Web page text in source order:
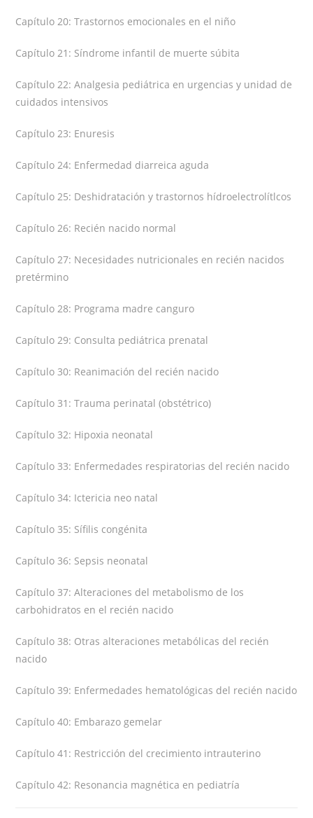
Capítulo 20: Trastornos emocionales en el niño
Capítulo 21: Síndrome infantil de muerte súbita
Capítulo 22: Analgesia pediátrica en urgencias y unidad de
cuidados intensivos
Capítulo 23: Enuresis
Capítulo 24: Enfermedad diarreica aguda
Capítulo 25: Deshidratación y trastornos hídroelectrolítlcos
Capítulo 26: Recién nacido normal
Capítulo 27: Necesidades nutricionales en recién nacidos
pretérmino
Capítulo 28: Programa madre canguro
Capítulo 29: Consulta pediátrica prenatal
Capítulo 30: Reanimación del recién nacido
Capítulo 31: Trauma perinatal (obstétrico)
Capítulo 32: Hipoxia neonatal
Capítulo 33: Enfermedades respiratorias del recién nacido
Capítulo 34: Ictericia neo natal
Capítulo 35: Sífilis congénita
Capítulo 36: Sepsis neonatal
Capítulo 37: Alteraciones del metabolismo de los
carbohidratos en el recién nacido
Capítulo 38: Otras alteraciones metabólicas del recién
nacido
Capítulo 39: Enfermedades hematológicas del recién nacido
Capítulo 40: Embarazo gemelar
Capítulo 41: Restricción del crecimiento intrauterino
Capítulo 42: Resonancia magnética en pediatría